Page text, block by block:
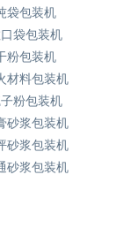
袋包装机
袋包装机
粉包装机
材料包装机
粉包装机
砂浆包装机
砂浆包装机
砂浆包装机